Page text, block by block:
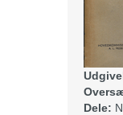
Dele: